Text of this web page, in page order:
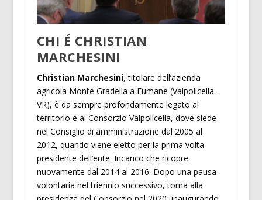
CHI É CHRISTIAN
MARCHESINI
Christian Marchesini, titolare dell’azienda
agricola Monte Gradella a Fumane (Valpolicella -
VR), è da sempre profondamente legato al
territorio e al Consorzio Valpolicella, dove siede
nel Consiglio di amministrazione dal 2005 al
2012, quando viene eletto per la prima volta
presidente dell’ente. Incarico che ricopre
nuovamente dal 2014 al 2016. Dopo una pausa
volontaria nel triennio successivo, torna alla